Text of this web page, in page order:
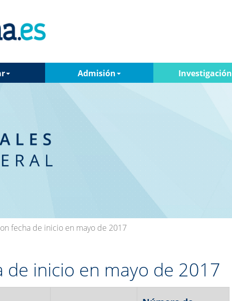
Admisión Investigación
fecha de inicio en mayo de 2017
de inicio en mayo de 2017